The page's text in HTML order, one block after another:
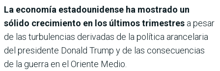
La economía estadounidense ha mostrado un
sólido crecimiento en los últimos trimestres a pesar
de las turbulencias derivadas de la política arancelaria
del presidente Donald Trump y de las consecuencias
de la guerra en el Oriente Medio.